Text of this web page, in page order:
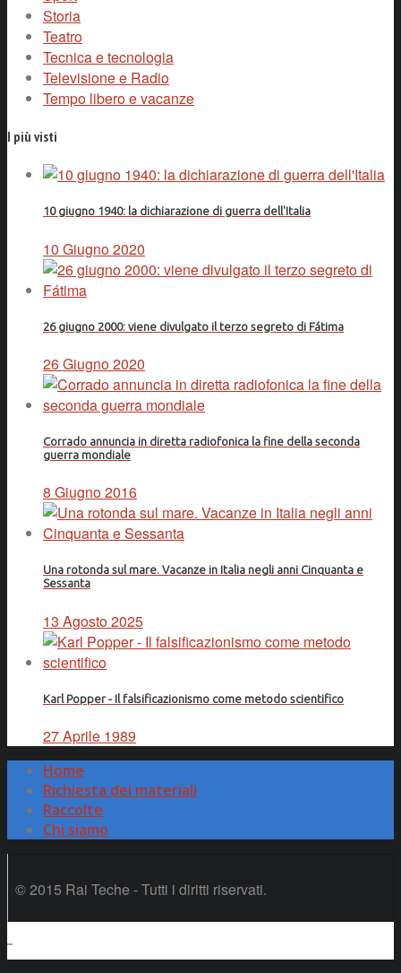
Storia
Teatro
Tecnica e tecnologia
Televisione e Radio
Tempo libero e vacanze
I più visti
10 giugno 1940: la dichiarazione di guerra dell'Italia
10 Giugno 2020
26 giugno 2000: viene divulgato il terzo segreto di Fátima
26 Giugno 2020
Corrado annuncia in diretta radiofonica la fine della seconda
guerra mondiale
8 Giugno 2016
Una rotonda sul mare. Vacanze in Italia negli anni Cinquanta e
Sessanta
13 Agosto 2025
Karl Popper - Il falsificazionismo come metodo scientifico
27 Aprile 1989
Home
Richiesta dei materiali
Raccolte
Chi siamo
© 2015 Rai Teche - Tutti i diritti riservati.